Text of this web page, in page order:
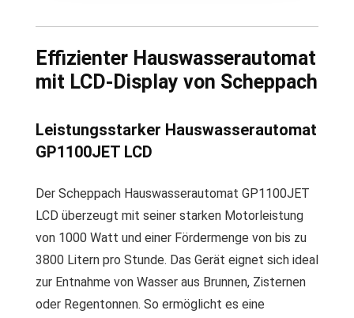
Effizienter Hauswasserautomat
mit LCD-Display von Scheppach
Leistungsstarker Hauswasserautomat
GP1100JET LCD
Der Scheppach Hauswasserautomat GP1100JET
LCD überzeugt mit seiner starken Motorleistung
von 1000 Watt und einer Fördermenge von bis zu
3800 Litern pro Stunde. Das Gerät eignet sich ideal
zur Entnahme von Wasser aus Brunnen, Zisternen
oder Regentonnen. So ermöglicht es eine